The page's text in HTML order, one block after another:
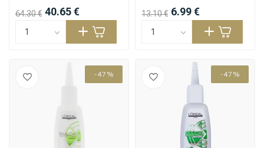
64.30 € 40.65 € 13.10 € 6.99 €
-47% -47%